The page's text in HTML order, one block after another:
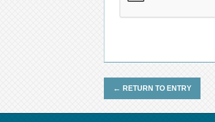
← RETURN TO ENTRY